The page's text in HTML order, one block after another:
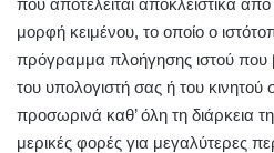
που αποτελείται αποκλειστικά
μορφή κειμένου, το οποίο ο
πρόγραμμα πλοήγησης ιστού που
του υπολογιστή σας ή του κινητού
προσωρινά καθ’ όλη τη διάρκεια
μερικές φορές για μεγαλύτερες